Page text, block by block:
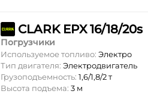
CLARK EPX 16/18/20s
Погрузчики
Используемое топливо: Электро
Тип двигателя: Электродвигатель
Грузоподъемность: 1,6/1,8/2 т
Высота подъема: 3 м